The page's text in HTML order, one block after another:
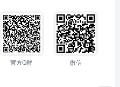
官方Q群 微信